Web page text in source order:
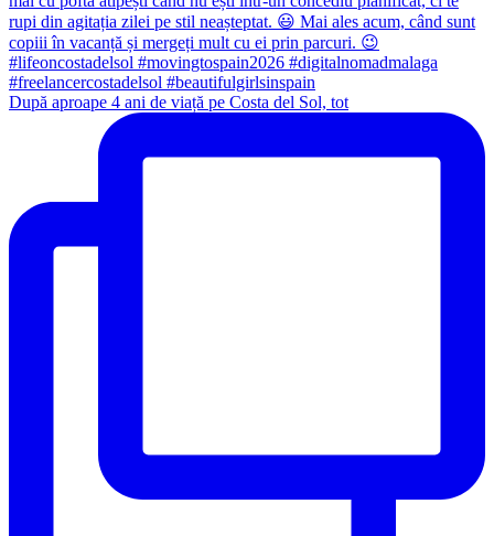
După aproape 4 ani de viață pe Costa del Sol, tot